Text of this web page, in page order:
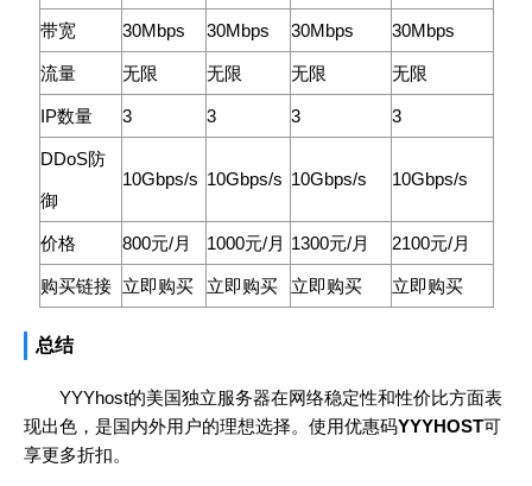
带宽 30Mbps 30Mbps 30Mbps 30Mbps
流量 无限 无限 无限 无限
IP数量 3 3 3 3
DDoS防
御
10Gbps/s 10Gbps/s 10Gbps/s 10Gbps/s
价格 800元/月 1000元/月 1300元/月 2100元/月
购买链接 立即购买 立即购买 立即购买 立即购买
总结
YYYhost的美国独立服务器在网络稳定性和性价比方面表
现出色，是国内外用户的理想选择。使用优惠码YYYHOST可
享更多折扣。